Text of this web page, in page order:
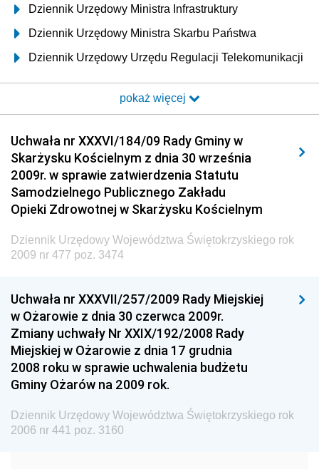
Dziennik Urzędowy Ministra Infrastruktury
Dziennik Urzędowy Ministra Skarbu Państwa
Dziennik Urzędowy Urzędu Regulacji Telekomunikacji
Dziennik Urzędowy Ministra Transportu i Budownictwa
Elektronicznej
Dziennik Urzędowy Ministra Spraw Wewnętrznych i
Administracji
Dziennik Urzędowy Ministra Transportu
Dziennik Urzędowy Ministra Budownictwa
Dziennik Urzędowy Ministra Nauki i Szkolnictwa
Dziennik Urzędowy Głównego Urzędu Miar
Dziennik Urzędowy Ministra Rolnictwa i Rozwoju Wsi
Dziennik Urzędowy Ministra Edukacji Narodowej i
Sportu
Dziennik Urzędowy Ministra Edukacji i Nauki
Dziennik Urzędowy Ministra Edukacji Narodowej
Dziennik Urzędowy Ministra Gospodarki Morskiej
pokaż więcej
Uchwała nr XXXVI/184/09 Rady Gminy w
Skarżysku Kościelnym z dnia 30 września
2009r. w sprawie zatwierdzenia Statutu
Samodzielnego Publicznego Zakładu
Opieki Zdrowotnej w Skarżysku Kościelnym
Dziennik Urzędowy Województwa Świętokrzyskiego rok
2009 nr 477 poz. 3474
Uchwała nr XXXVII/257/2009 Rady Miejskiej
w Ożarowie z dnia 30 czerwca 2009r.
Zmiany uchwały Nr XXIX/192/2008 Rady
Miejskiej w Ożarowie z dnia 17 grudnia
2008 roku w sprawie uchwalenia budżetu
Gminy Ożarów na 2009 rok.
Dziennik Urzędowy Województwa Świętokrzyskiego rok
2006 nr 441 poz. 3160